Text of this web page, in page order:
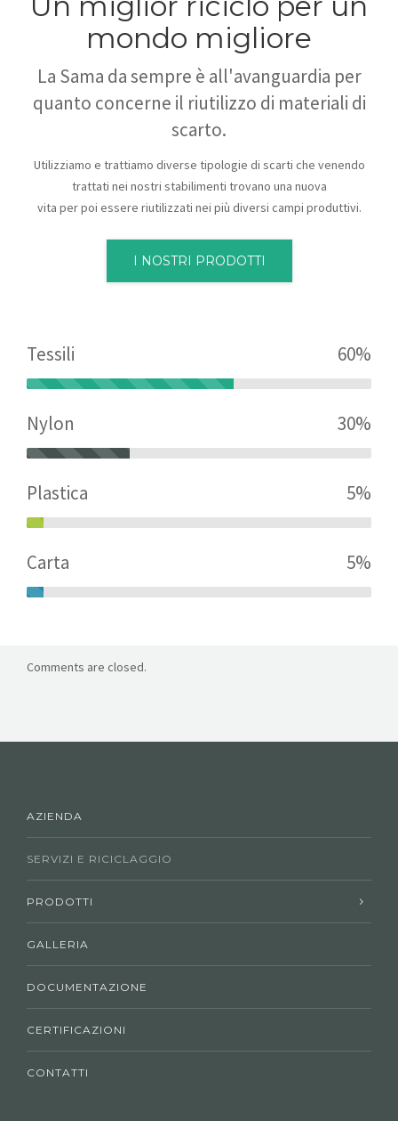
mondo migliore
La Sama da sempre è all'avanguardia per
quanto concerne il riutilizzo di materiali di
scarto.
Utilizziamo e trattiamo diverse tipologie di scarti che venendo
trattati nei nostri stabilimenti trovano una nuova
vita per poi essere riutilizzati nei più diversi campi produttivi.
I NOSTRI PRODOTTI
Tessili 60%
Nylon 30%
Plastica 5%
Carta 5%
Comments are closed.
AZIENDA
SERVIZI E RICICLAGGIO
PRODOTTI
GALLERIA
DOCUMENTAZIONE
CERTIFICAZIONI
CONTATTI